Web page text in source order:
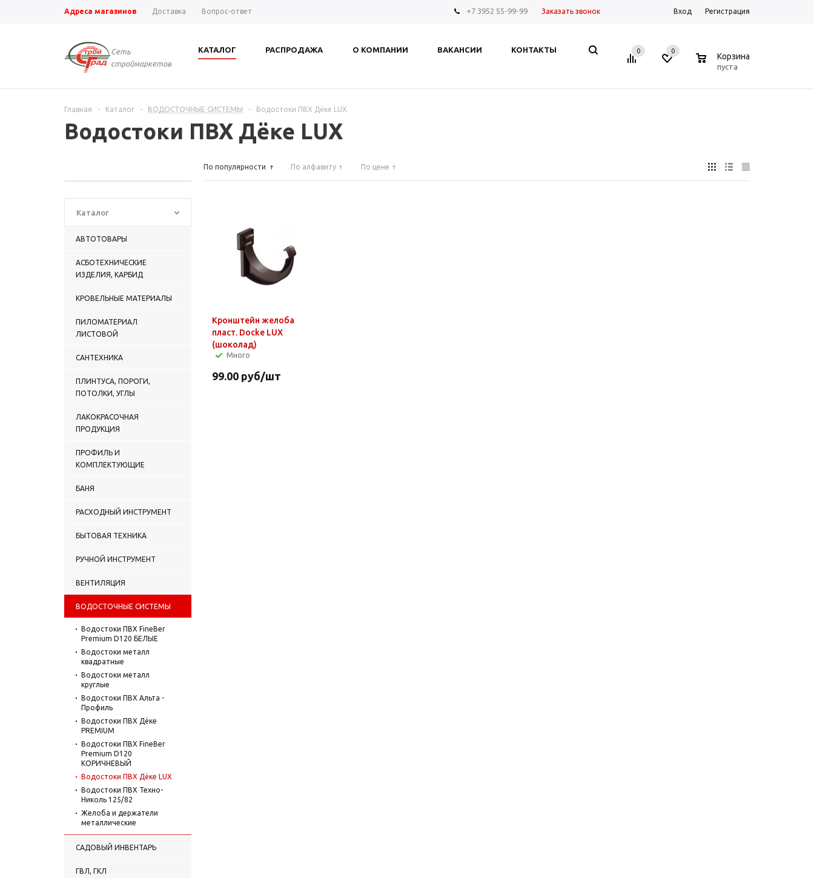
Адреса магазинов Доставка Вопрос-ответ +7 3952 55-99-99 Заказать звонок Вход Регистрация
Сеть
строймаркетов
КАТАЛОГ РАСПРОДАЖА О КОМПАНИИ ВАКАНСИИ КОНТАКТЫ 0 0
Корзина
пуста
Главная - Каталог - ВОДОСТОЧНЫЕ СИСТЕМЫ - Водостоки ПВХ Дёке LUX
Водостоки ПВХ Дёке LUX
Каталог
АВТОТОВАРЫ
АСБОТЕХНИЧЕСКИЕ
ИЗДЕЛИЯ, КАРБИД
КРОВЕЛЬНЫЕ МАТЕРИАЛЫ
ПИЛОМАТЕРИАЛ
ЛИСТОВОЙ
САНТЕХНИКА
ПЛИНТУСА, ПОРОГИ,
ПОТОЛКИ, УГЛЫ
ЛАКОКРАСОЧНАЯ
ПРОДУКЦИЯ
ПРОФИЛЬ И
КОМПЛЕКТУЮЩИЕ
БАНЯ
РАСХОДНЫЙ ИНСТРУМЕНТ
БЫТОВАЯ ТЕХНИКА
РУЧНОЙ ИНСТРУМЕНТ
ВЕНТИЛЯЦИЯ
ВОДОСТОЧНЫЕ СИСТЕМЫ
Водостоки ПВХ FineBer
Premium D120 БЕЛЫЕ
Водостоки металл
квадратные
Водостоки металл
круглые
Водостоки ПВХ Альта -
Профиль
Водостоки ПВХ Дёке
PREMIUM
Водостоки ПВХ FineBer
Premium D120
КОРИЧНЕВЫЙ
Водостоки ПВХ Дёке LUX
Водостоки ПВХ Техно-
Николь 125/82
Желоба и держатели
металлические
САДОВЫЙ ИНВЕНТАРЬ
ГВЛ, ГКЛ
По популярности По алфавиту По цене
Кронштейн желоба
пласт. Docke LUX
(шоколад)
Много
99.00 руб/шт